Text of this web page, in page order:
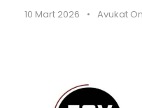
10 Mart 2026 • Avukat